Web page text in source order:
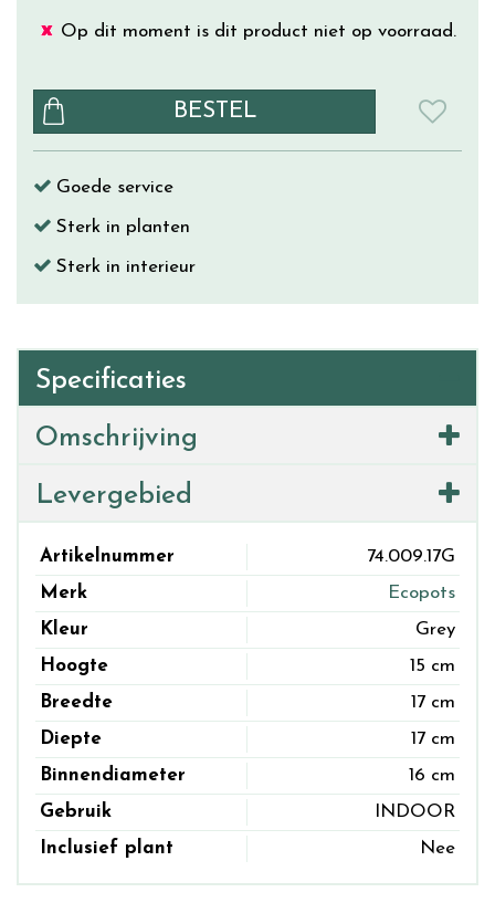
Op dit moment is dit product niet op voorraad.
Goede service
Sterk in planten
Sterk in interieur
Specificaties
Omschrijving
Levergebied
Artikelnummer
74.009.17G
Merk
Ecopots
Kleur
Grey
Hoogte
15 cm
Breedte
17 cm
Diepte
17 cm
Binnendiameter
16 cm
Gebruik
INDOOR
Inclusief plant
Nee